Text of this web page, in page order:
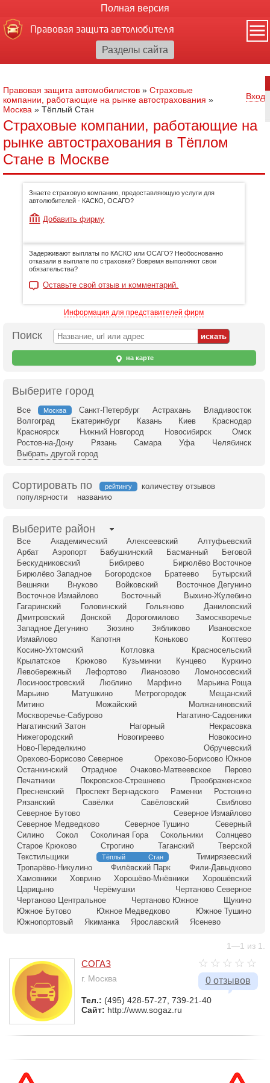
Полная версия
Правовая защита автолюбителя
Правовая защита автомобилистов » Страховые
компании, работающие на рынке автострахования »
Москва » Тёплый Стан
Вход
Страховые компании, работающие на
рынке автострахования в Тёплом
Стане в Москве
Знаете страховую компанию, предоставляющую услуги для
автолюбителей - КАСКО, ОСАГО?
Добавить фирму
Задерживают выплаты по КАСКО или ОСАГО? Необоснованно
отказали в выплате по страховке? Вовремя выполняют свои
обязательства?
Оставьте свой отзыв и комментарий.
Информация для представителей фирм
Поиск
на карте
Выберите город
Все Москва Санкт-Петербург Астрахань
Владивосток
Волгоград
Екатеринбург Казань Киев
Краснодар
Красноярск
Нижний Новгород Новосибирск
Омск
Ростов-на-Дону
Рязань Самара Уфа
Челябинск
Выбрать другой город
Сортировать по рейтингу
количеству отзывов
популярности
названию
Выберите район
Все Академический Алексеевский
Алтуфьевский
Арбат
Аэропорт Бабушкинский Басманный
Беговой
Бескудниковский
Бибирево
Бирюлёво Восточное
Бирюлёво Западное
Богородское Братеево
Бутырский
Вешняки
Внуково Войковский
Восточное Дегунино
Восточное Измайлово
Восточный
Выхино-Жулебино
Гагаринский
Головинский Гольяново
Даниловский
Дмитровский
Донской Дорогомилово
Замоскворечье
Западное Дегунино
Зюзино Зябликово
Ивановское
Измайлово
Капотня Коньково
Коптево
Косино-Ухтомский
Котловка
Красносельский
Крылатское
Крюково Кузьминки Кунцево
Куркино
Левобережный
Лефортово Лианозово
Ломоносовский
Лосиноостровский
Люблино Марфино
Марьина Роща
Марьино
Матушкино Метрогородок
Мещанский
Митино
Можайский
Молжаниновский
Москворечье-Сабурово
Нагатино-Садовники
Нагатинский Затон
Нагорный
Некрасовка
Нижегородский
Новогиреево
Новокосино
Ново-Переделкино
Обручевский
Орехово-Борисово Северное
Орехово-Борисово Южное
Останкинский
Отрадное Очаково-Матвеевское
Перово
Печатники
Покровское-Стрешнево
Преображенское
Пресненский
Проспект Вернадского Раменки
Ростокино
Рязанский
Савёлки Савёловский
Свиблово
Северное Бутово
Северное Измайлово
Северное Медведково
Северное Тушино
Северный
Силино
Сокол Соколиная Гора Сокольники
Солнцево
Старое Крюково
Строгино Таганский
Тверской
Текстильщики
Тёплый Стан
Тимирязевский
Тропарёво-Никулино
Филёвский Парк
Фили-Давыдково
Хамовники
Ховрино Хорошёво-Мнёвники
Хорошёвский
Царицыно
Черёмушки
Чертаново Северное
Чертаново Центральное
Чертаново Южное
Щукино
Южное Бутово
Южное Медведково
Южное Тушино
Южнопортовый
Якиманка Ярославский Ясенево
1—1 из 1.
0 отзывов
СОГАЗ
г. Москва
Тел.: (495) 428-57-27, 739-21-40
Сайт: http://www.sogaz.ru